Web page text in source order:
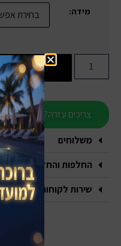
מידה:
הוספה לסל
צריכים עזרה?
משלוחים
החלפות והחזרות
שירות לקוחות